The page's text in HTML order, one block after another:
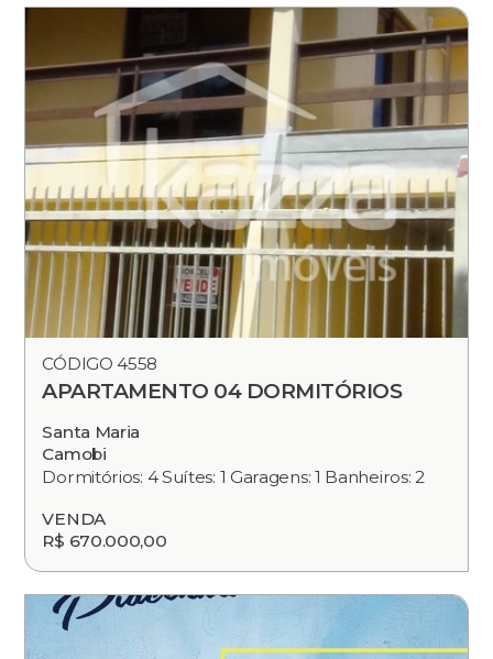
CÓDIGO 4558
APARTAMENTO 04 DORMITÓRIOS
Santa Maria
Camobi
Dormitórios: 4 Suítes: 1 Garagens: 1 Banheiros: 2
VENDA
R$ 670.000,00